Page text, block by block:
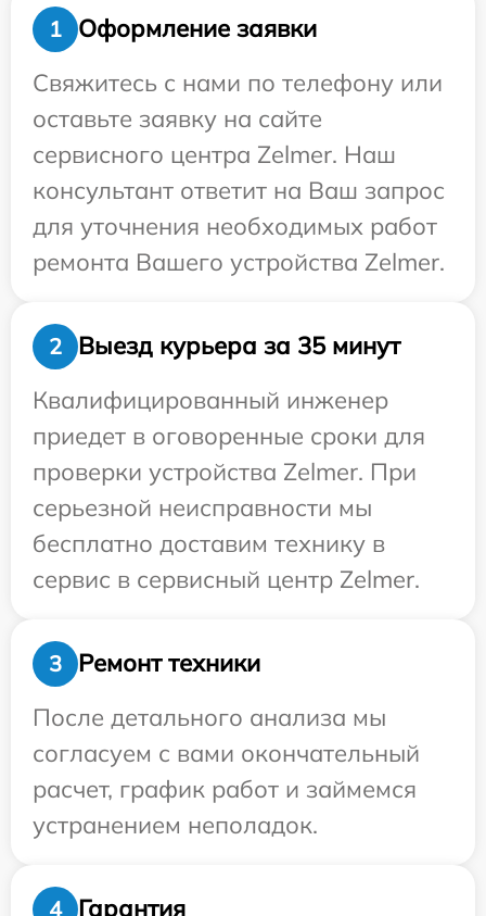
1
Оформление заявки
Свяжитесь с нами по телефону или
оставьте заявку на сайте
сервисного центра Zelmer. Наш
консультант ответит на Ваш запрос
для уточнения необходимых работ
ремонта Вашего устройства Zelmer.
2
Выезд курьера за 35 минут
Квалифицированный инженер
приедет в оговоренные сроки для
проверки устройства Zelmer. При
серьезной неисправности мы
бесплатно доставим технику в
сервис в сервисный центр Zelmer.
3
Ремонт техники
После детального анализа мы
согласуем с вами окончательный
расчет, график работ и займемся
устранением неполадок.
4
Гарантия